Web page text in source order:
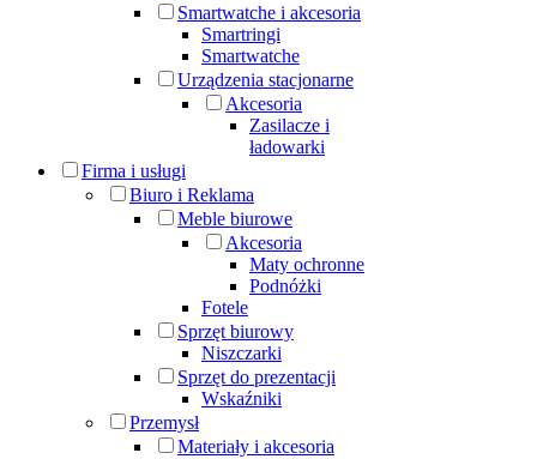
Smartwatche i akcesoria
Smartringi
Smartwatche
Urządzenia stacjonarne
Akcesoria
Zasilacze i
ładowarki
Firma i usługi
Biuro i Reklama
Meble biurowe
Akcesoria
Maty ochronne
Podnóżki
Fotele
Sprzęt biurowy
Niszczarki
Sprzęt do prezentacji
Wskaźniki
Przemysł
Materiały i akcesoria